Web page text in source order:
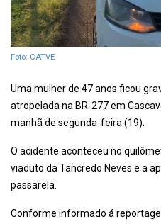
Foto: CATVE
Uma mulher de 47 anos ficou
atropelada na BR-277 em
manhã de segunda-feira (19).
O acidente aconteceu no
viaduto da Tancredo Neves e a
passarela.
Conforme informado á